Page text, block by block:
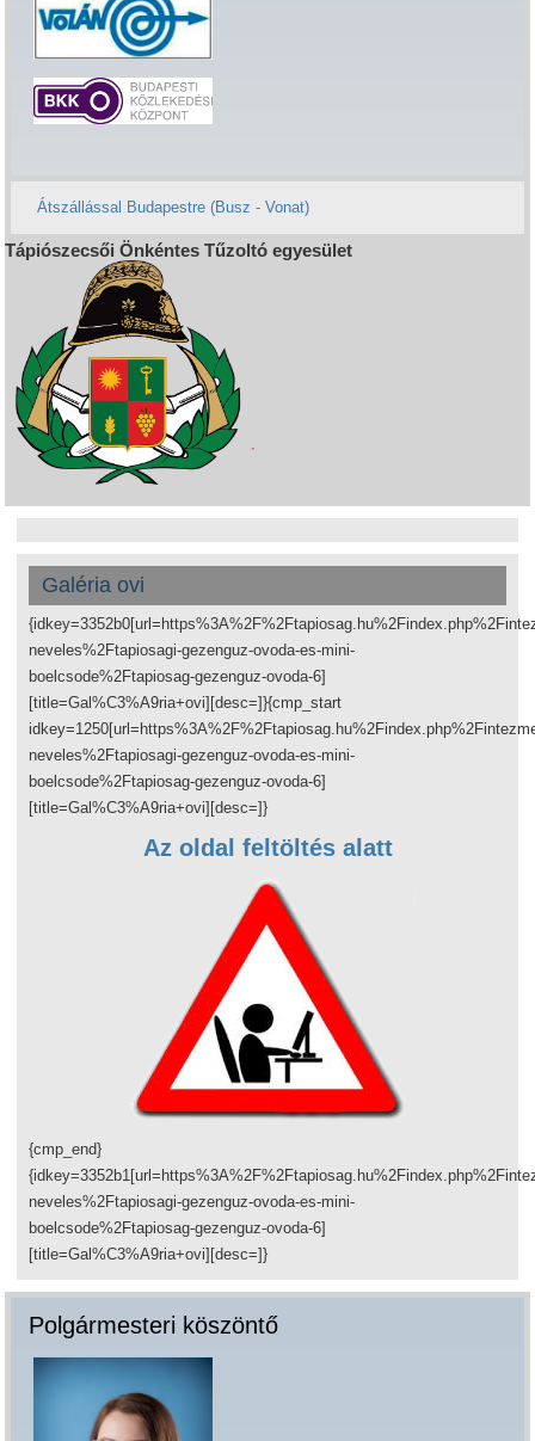
Átszállással Budapestre (Busz - Vonat)
Tápiószecsői Önkéntes Tűzoltó egyesület
Galéria ovi
neveles%2Ftapiosagi-gezenguz-ovoda-es-mini-
boelcsode%2Ftapiosag-gezenguz-ovoda-6]
[title=Gal%C3%A9ria+ovi][desc=]}{cmp_start
neveles%2Ftapiosagi-gezenguz-ovoda-es-mini-
boelcsode%2Ftapiosag-gezenguz-ovoda-6]
[title=Gal%C3%A9ria+ovi][desc=]}
Az oldal feltöltés alatt
{cmp_end}
neveles%2Ftapiosagi-gezenguz-ovoda-es-mini-
boelcsode%2Ftapiosag-gezenguz-ovoda-6]
[title=Gal%C3%A9ria+ovi][desc=]}
Polgármesteri köszöntő